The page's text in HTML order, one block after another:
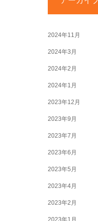
2024年11月
2024年3月
2024年2月
2024年1月
2023年12月
2023年9月
2023年7月
2023年6月
2023年5月
2023年4月
2023年2月
2023年1月